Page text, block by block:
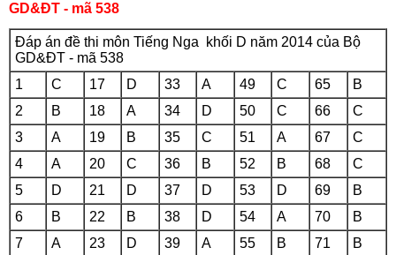
GD&ĐT - mã 538
Đáp án đề thi môn Tiếng Nga khối D năm 2014 của Bộ
GD&ĐT - mã 538
1
C 17 D 33 A 49 C 65
B
2
B 18 A 34 D 50 C 66
C
3
A 19 B 35 C 51 A 67
C
4
A 20 C 36 B 52 B 68
C
5
D 21 D 37 D 53 D 69
B
6
B 22 B 38 D 54 A 70
B
7
A 23 D 39 A 55 B 71
B